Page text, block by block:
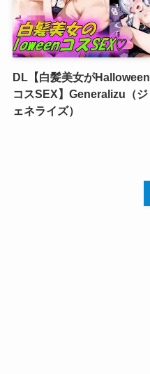
DL【白髪美女がHalloween
コスSEX】Generalizu（ジ
ェネライズ）